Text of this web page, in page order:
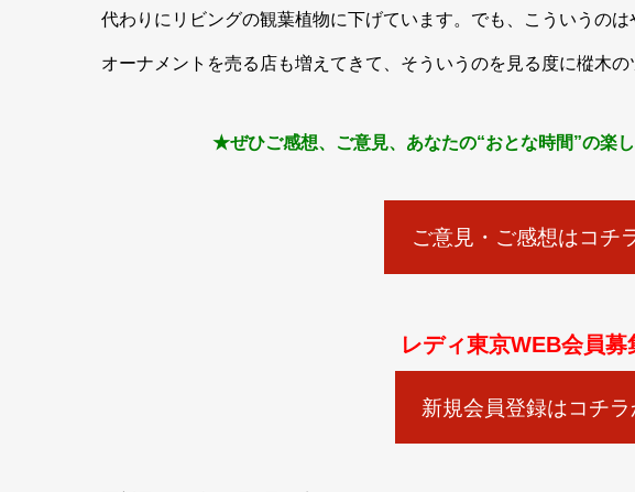
代わりにリビングの観葉植物に下げています。でも、こういうの
オーナメントを売る店も増えてきて、そういうのを見る度に樅木の
★ぜひご感想、ご意見、あなたの“おとな時間”の楽
ご意見・ご感想はコチ
レディ東京WEB会員募
新規会員登録はコチラ